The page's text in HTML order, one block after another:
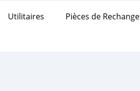
Utilitaires Pièces de Rechange